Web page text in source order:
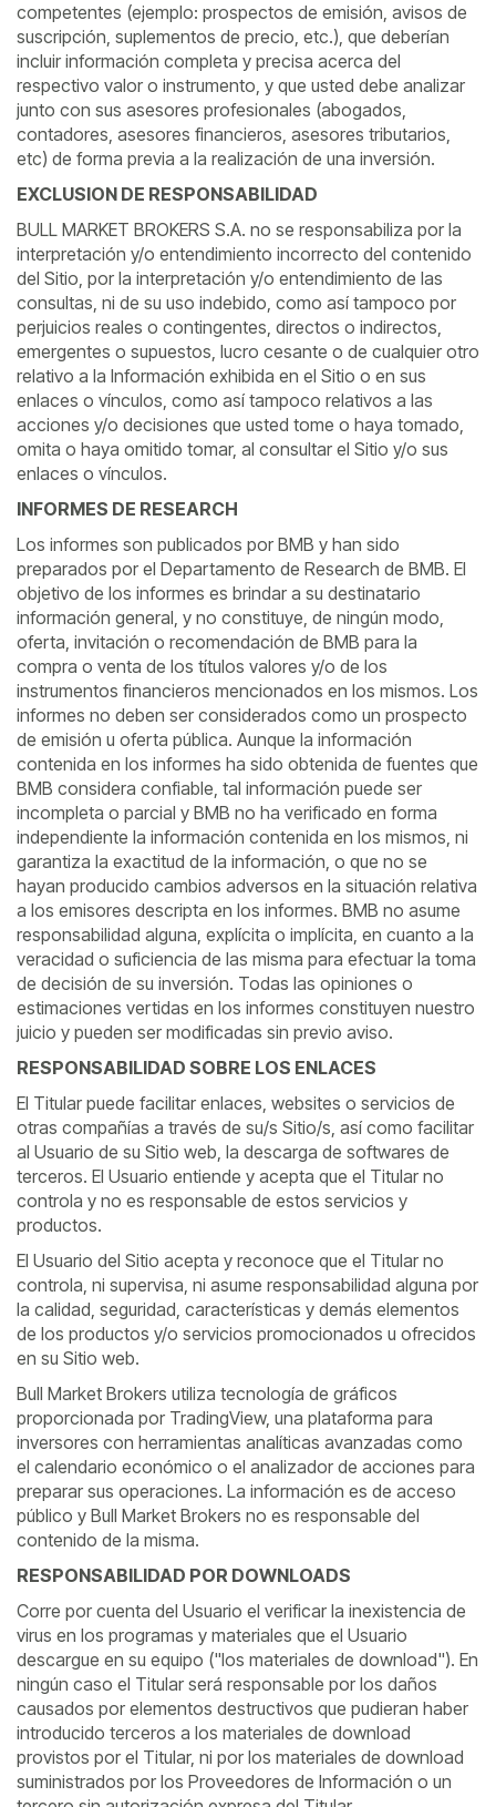
competentes (ejemplo: prospectos de emisión, avisos de
suscripción, suplementos de precio, etc.), que deberían
incluir información completa y precisa acerca del
respectivo valor o instrumento, y que usted debe analizar
junto con sus asesores profesionales (abogados,
contadores, asesores financieros, asesores tributarios,
etc) de forma previa a la realización de una inversión.
EXCLUSION DE RESPONSABILIDAD
BULL MARKET BROKERS S.A. no se responsabiliza por la
interpretación y/o entendimiento incorrecto del contenido
del Sitio, por la interpretación y/o entendimiento de las
consultas, ni de su uso indebido, como así tampoco por
perjuicios reales o contingentes, directos o indirectos,
emergentes o supuestos, lucro cesante o de cualquier otro
relativo a la Información exhibida en el Sitio o en sus
enlaces o vínculos, como así tampoco relativos a las
acciones y/o decisiones que usted tome o haya tomado,
omita o haya omitido tomar, al consultar el Sitio y/o sus
enlaces o vínculos.
INFORMES DE RESEARCH
Los informes son publicados por BMB y han sido
preparados por el Departamento de Research de BMB. El
objetivo de los informes es brindar a su destinatario
información general, y no constituye, de ningún modo,
oferta, invitación o recomendación de BMB para la
compra o venta de los títulos valores y/o de los
instrumentos financieros mencionados en los mismos. Los
informes no deben ser considerados como un prospecto
de emisión u oferta pública. Aunque la información
contenida en los informes ha sido obtenida de fuentes que
BMB considera confiable, tal información puede ser
incompleta o parcial y BMB no ha verificado en forma
independiente la información contenida en los mismos, ni
garantiza la exactitud de la información, o que no se
hayan producido cambios adversos en la situación relativa
a los emisores descripta en los informes. BMB no asume
responsabilidad alguna, explícita o implícita, en cuanto a la
veracidad o suficiencia de las misma para efectuar la toma
de decisión de su inversión. Todas las opiniones o
estimaciones vertidas en los informes constituyen nuestro
juicio y pueden ser modificadas sin previo aviso.
RESPONSABILIDAD SOBRE LOS ENLACES
El Titular puede facilitar enlaces, websites o servicios de
otras compañías a través de su/s Sitio/s, así como facilitar
al Usuario de su Sitio web, la descarga de softwares de
terceros. El Usuario entiende y acepta que el Titular no
controla y no es responsable de estos servicios y
productos.
El Usuario del Sitio acepta y reconoce que el Titular no
controla, ni supervisa, ni asume responsabilidad alguna por
la calidad, seguridad, características y demás elementos
de los productos y/o servicios promocionados u ofrecidos
en su Sitio web.
Bull Market Brokers utiliza tecnología de gráficos
proporcionada por TradingView, una plataforma para
inversores con herramientas analíticas avanzadas como
el calendario económico o el analizador de acciones para
preparar sus operaciones. La información es de acceso
público y Bull Market Brokers no es responsable del
contenido de la misma.
RESPONSABILIDAD POR DOWNLOADS
Corre por cuenta del Usuario el verificar la inexistencia de
virus en los programas y materiales que el Usuario
descargue en su equipo ("los materiales de download"). En
ningún caso el Titular será responsable por los daños
causados por elementos destructivos que pudieran haber
introducido terceros a los materiales de download
provistos por el Titular, ni por los materiales de download
suministrados por los Proveedores de Información o un